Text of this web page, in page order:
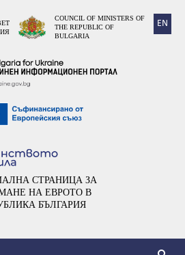
EN
COUNCIL OF MINISTERS OF
THE REPUBLIC OF
BULGARIA
СТРАНИЦА ЗА
НА ЕВРОТО В
БЪЛГАРИЯ